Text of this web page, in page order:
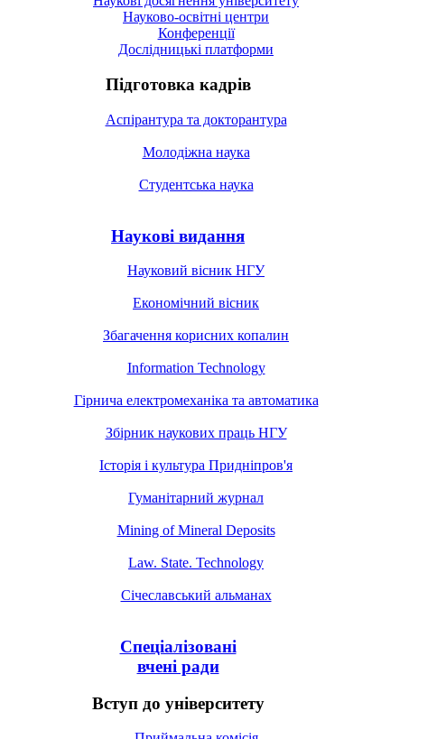
Науково-освітні центри
Конференції
Дослідницькі платформи
Підготовка кадрів
Аспірантура та докторантура
Молодіжна наука
Студентська наука
Наукові видання
Науковий вісник НГУ
Економічний вісник
Збагачення корисних копалин
Information Technology
Гірнича електромеханіка та автоматика
Збірник наукових праць НГУ
Історія і культура Придніпров'я
Гуманітарний журнал
Mining of Mineral Deposits
Law. State. Technology
Січеславський альманах
Спеціалізовані
вчені ради
Вступ до університету